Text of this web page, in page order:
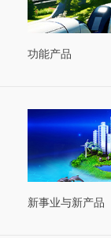
功能产品
新事业与新产品